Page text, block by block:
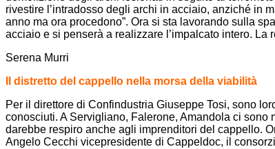
rivestire l’intradosso degli archi in acciaio, anziché in
anno ma ora procedono”. Ora si sta lavorando sulla
acciaio e si penserà a realizzare l’impalcato intero.
Serena Murri
Il distretto del cappello nella morsa della viabilità
Per il direttore di Confindustria Giuseppe Tosi, sono
conosciuti. A Servigliano, Falerone, Amandola ci sono
darebbe respiro anche agli imprenditori del cappello.
Angelo Cecchi vicepresidente di Cappeldoc, il